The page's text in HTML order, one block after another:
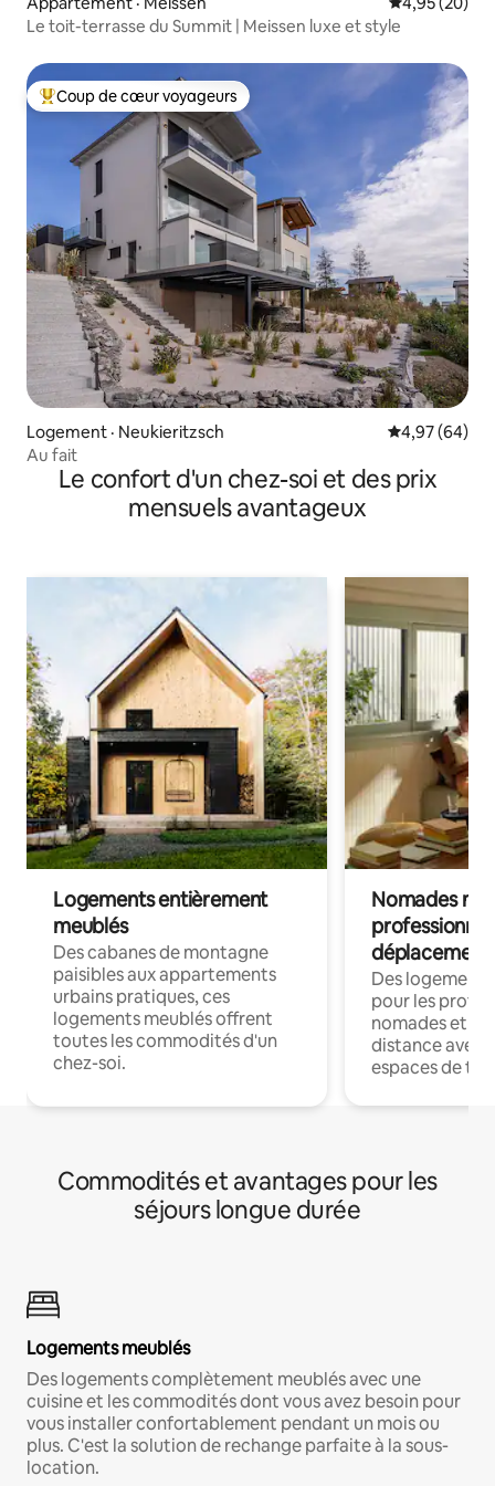
Le toit-terrasse du Summit | Meissen luxe et style
Coup de cœur voyageurs parmi les plus aimés
Coup de cœur voyageurs
Logement · Neukieritzsch Note
4,97 (64)
Au fait
Le confort d'un chez-soi et des prix
mensuels avantageux
Logements entièrement
meublés
Des cabanes de montagne
paisibles aux appartements
urbains pratiques, ces
logements meublés offrent
toutes les commodités d'un
chez-soi.
Nomades
déplacement
Des
pour les
nomades et
distance avec
espaces de
Commodités et avantages pour les
séjours longue durée
Logements meublés
Des logements complètement meublés avec une
cuisine et les commodités dont vous avez besoin pour
vous installer confortablement pendant un mois ou
plus. C'est la solution de rechange parfaite à la sous-
location.